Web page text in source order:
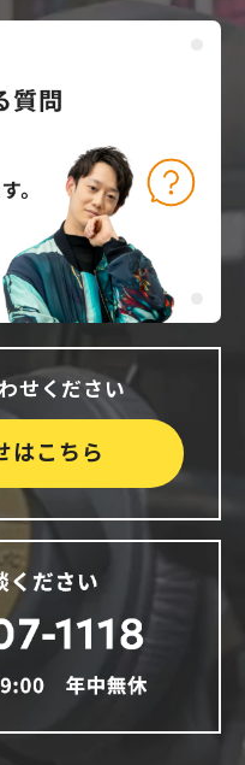
せください
はこちら